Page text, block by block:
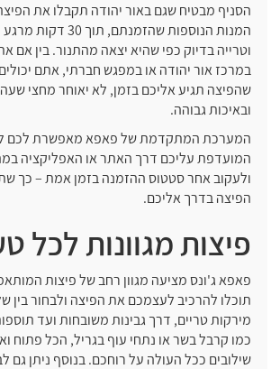
הסניף מבטיח שגם באור יהודה תקבלו את
המנות הנוספות
וטרייה בדיוק כפי שהיא יצאה מהתנור. בין אם
במרכז אור יהודה או במפגש חברתי, אתם
שהפיצה תגיע אליכם בזמן, לא יאוחר מחצי
ובאיכות גבוהה.
המערכת המתקדמת של פאפא מאפשרת לכם
המועדפת עליכם דרך האתר או האפליקציה
ולעקוב אחר סטטוס ההזמנה בזמן אמת – כך
הפיצה בדרך אליכם.
פיצות מגוונות לכל
פאפא ג'ונס מציעה מגוון רחב של פיצות
תוכלו להרכיב לעצמכם את הפיצה ולבחור בין
מירקות טריים, דרך גבינות משובחות ועד
כמו קרבל בשר או נתחי עוף בגריל, הכל פתוח
שילובים ככל העולה על רוחכם. בנוסף ניתן גם